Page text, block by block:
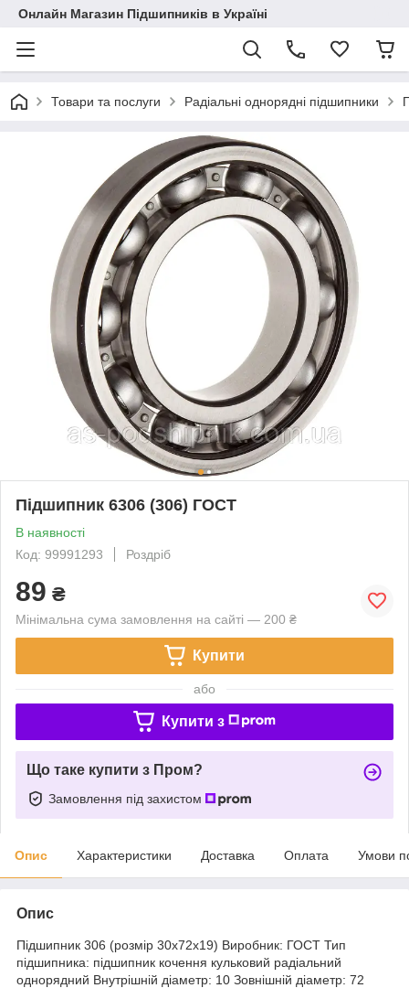
Онлайн Магазин Підшипників в Україні
Товари та послуги Радіальні однорядні підшипники
Підшипник 6306 (306) ГОСТ
В наявності
Код: 99991293
Роздріб
89 ₴
Мінімальна сума замовлення на сайті — 200 ₴
Купити
або
Купити з
Що таке купити з Пром?
Замовлення під захистом
Опис Характеристики Доставка Оплата Умови
Опис
Підшипник 306 (розмір 30x72x19) Виробник: ГОСТ Тип
підшипника: підшипник кочення кульковий радіальний
однорядний Внутрішній діаметр: 10 Зовнішній діаметр: 72